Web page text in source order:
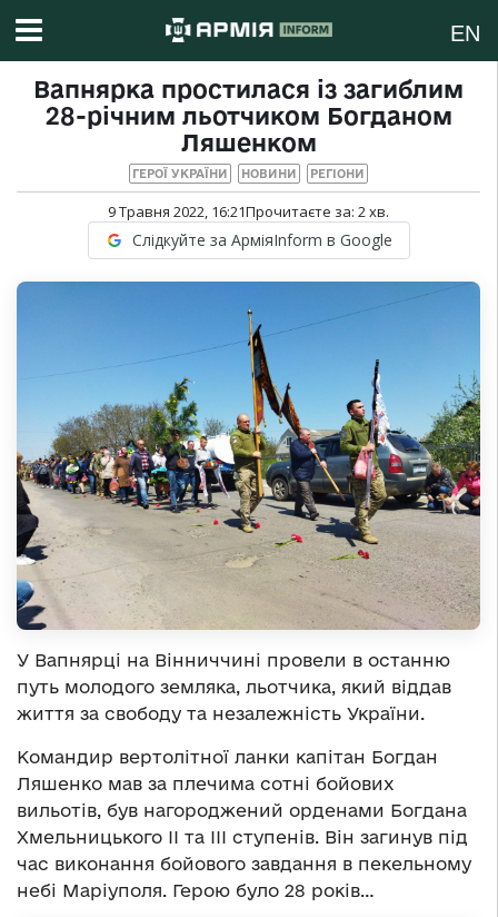
EN
Вапнярка простилася із загиблим
28-річним льотчиком Богданом
Ляшенком
ГЕРОЇ УКРАЇНИ НОВИНИ РЕГІОНИ
9 Травня 2022, 16:21Прочитаєте за: 2хв.
Слідкуйте за АрміяInform в Google
У Вапнярці на Вінниччині провели в останню
путь молодого земляка, льотчика, який віддав
життя за свободу та незалежність України.
Командир вертолітної ланки капітан Богдан
Ляшенко мав за плечима сотні бойових
вильотів, був нагороджений орденами Богдана
Хмельницького ІІ та ІІІ ступенів. Він загинув під
час виконання бойового завдання в пекельному
небі Маріуполя. Герою було 28 років…